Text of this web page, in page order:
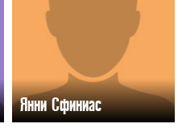
Янни Сфиниас